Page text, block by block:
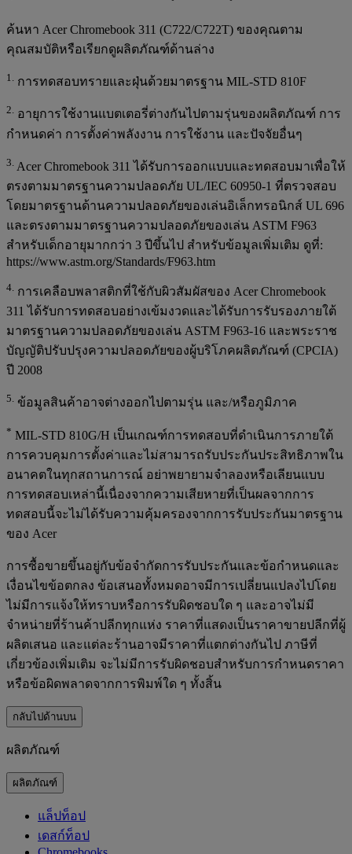
ค้นหา Acer Chromebook 311 (C722/C722T) ของคุณตาม
คุณสมบัติหรือเรียกดูผลิตภัณฑ์ด้านล่าง
1. การทดสอบทรายและฝุ่นด้วยมาตรฐาน MIL-STD 810F
2. อายุการใช้งานแบตเตอรี่ต่างกันไปตามรุ่นของผลิตภัณฑ์ การ
กำหนดค่า การตั้งค่าพลังงาน การใช้งาน และปัจจัยอื่นๆ
3. Acer Chromebook 311 ได้รับการออกแบบและทดสอบมาเพื่อให้
ตรงตามมาตรฐานความปลอดภัย UL/IEC 60950-1 ที่ตรวจสอบ
โดยมาตรฐานด้านความปลอดภัยของเล่นอิเล็กทรอนิกส์ UL 696
และตรงตามมาตรฐานความปลอดภัยของเล่น ASTM F963
สำหรับเด็กอายุมากกว่า 3 ปีขึ้นไป สำหรับข้อมูลเพิ่มเติม ดูที่:
https://www.astm.org/Standards/F963.htm
4. การเคลือบพลาสติกที่ใช้กับผิวสัมผัสของ Acer Chromebook
311 ได้รับการทดสอบอย่างเข้มงวดและได้รับการรับรองภายใต้
มาตรฐานความปลอดภัยของเล่น ASTM F963-16 และพระราช
บัญญัติปรับปรุงความปลอดภัยของผู้บริโภคผลิตภัณฑ์ (CPCIA)
ปี 2008
5. ข้อมูลสินค้าอาจต่างออกไปตามรุ่น และ/หรือภูมิภาค
* MIL-STD 810G/H เป็นเกณฑ์การทดสอบที่ดำเนินการภายใต้
การควบคุมการตั้งค่าและไม่สามารถรับประกันประสิทธิภาพใน
อนาคตในทุกสถานการณ์ อย่าพยายามจำลองหรือเลียนแบบ
การทดสอบเหล่านี้เนื่องจากความเสียหายที่เป็นผลจากการ
ทดสอบนี้จะไม่ได้รับความคุ้มครองจากการรับประกันมาตรฐาน
ของ Acer
การซื้อขายขึ้นอยู่กับข้อจำกัดการรับประกันและข้อกำหนดและ
เงื่อนไขข้อตกลง ข้อเสนอทั้งหมดอาจมีการเปลี่ยนแปลงไปโดย
ไม่มีการแจ้งให้ทราบหรือการรับผิดชอบใด ๆ และอาจไม่มี
จำหน่ายที่ร้านค้าปลีกทุกแห่ง ราคาที่แสดงเป็นราคาขายปลีกที่ผู้
ผลิตเสนอ และแต่ละร้านอาจมีราคาที่แตกต่างกันไป ภาษีที่
เกี่ยวข้องเพิ่มเติม จะไม่มีการรับผิดชอบสำหรับการกำหนดราคา
หรือข้อผิดพลาดจากการพิมพ์ใด ๆ ทั้งสิ้น
กลับไปด้านบน
ผลิตภัณฑ์
ผลิตภัณฑ์
แล็ปท็อป
เดสก์ท็อป